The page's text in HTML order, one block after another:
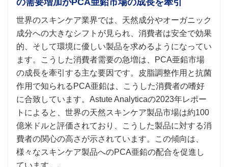
の需要増加がPCA亜鉛市場の成長を牽引
世界のスキンケア業界では、天然成分やオーガニック
成分への大きなシフトが見られ、消費者は安全で効果
的、そして環境に優しい製品を求めるようになってい
ます。こうした消費者需要の急増は、PCA亜鉛市場
の成長を牽引する主な要因です。皮脂調整作用と抗菌
作用で知られるPCA亜鉛は、こうした消費者の嗜好
に合致しています。Astute Analyticaの2023年レポー
トによると、世界の天然スキンケア製品市場は約100
億米ドルと評価されており、こうした製品に対する消
費者の関心の高さが示されています。この傾向は、
様々なスキンケア製品へのPCA亜鉛の配合を促進し